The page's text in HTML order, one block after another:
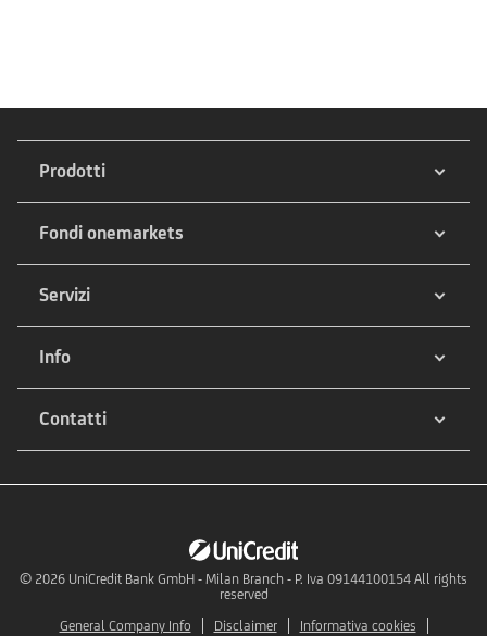
Prodotti
Fondi onemarkets
Servizi
Info
Contatti
© 2026 UniCredit Bank GmbH - Milan Branch - P. Iva 09144100154 All rights
reserved
General Company Info
Disclaimer Informativa cookies